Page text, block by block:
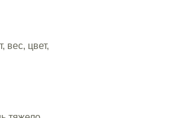
вес, цвет,